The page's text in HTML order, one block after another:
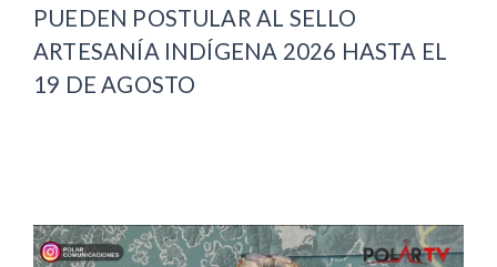
PUEDEN POSTULAR AL SELLO
ARTESANÍA INDÍGENA 2026 HASTA EL
19 DE AGOSTO